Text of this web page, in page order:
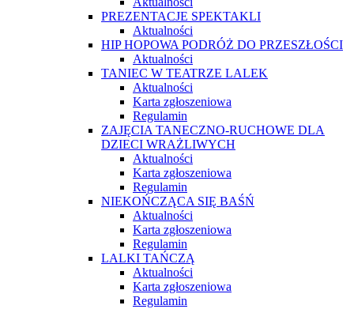
PREZENTACJE SPEKTAKLI
Aktualności
HIP HOPOWA PODRÓŻ DO PRZESZŁOŚCI
Aktualności
TANIEC W TEATRZE LALEK
Aktualności
Karta zgłoszeniowa
Regulamin
ZAJĘCIA TANECZNO-RUCHOWE DLA
DZIECI WRAŻLIWYCH
Aktualności
Karta zgłoszeniowa
Regulamin
NIEKOŃCZĄCA SIĘ BAŚŃ
Aktualności
Karta zgłoszeniowa
Regulamin
LALKI TAŃCZĄ
Aktualności
Karta zgłoszeniowa
Regulamin